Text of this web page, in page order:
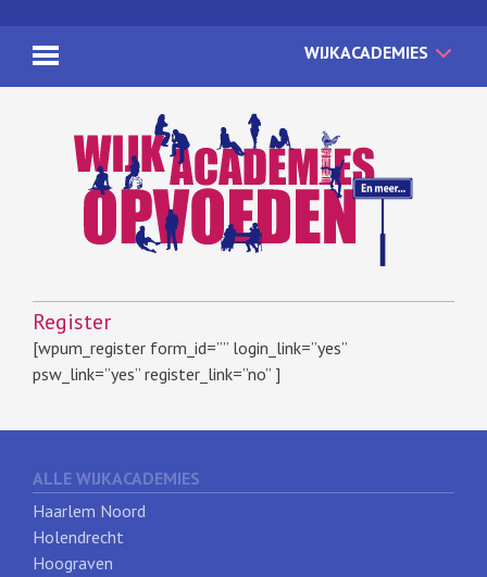
WIJKACADEMIES
Register
[wpum_register form_id=”” login_link=”yes”
psw_link=”yes” register_link=”no” ]
ALLE WIJKACADEMIES
Haarlem Noord
Holendrecht
Hoograven